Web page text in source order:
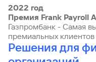
2022 год
Премия Frank Payroll
Газпромбанк - Самая
премиальных клиентов
Решения для